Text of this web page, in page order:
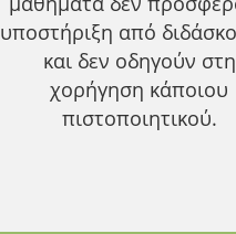
υποστήριξη από
και δεν οδηγούν στη
χορήγηση κάποιου
πιστοποιητικού.